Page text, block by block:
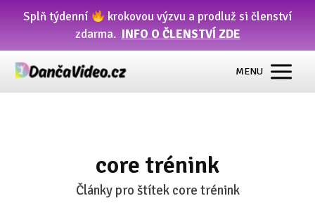
Splň týdenní
krokovou výzvu a prodluž si členství
zdarma. INFO O ČLENSTVÍ ZDE
MENU
core trénink
Články pro štítek core trénink